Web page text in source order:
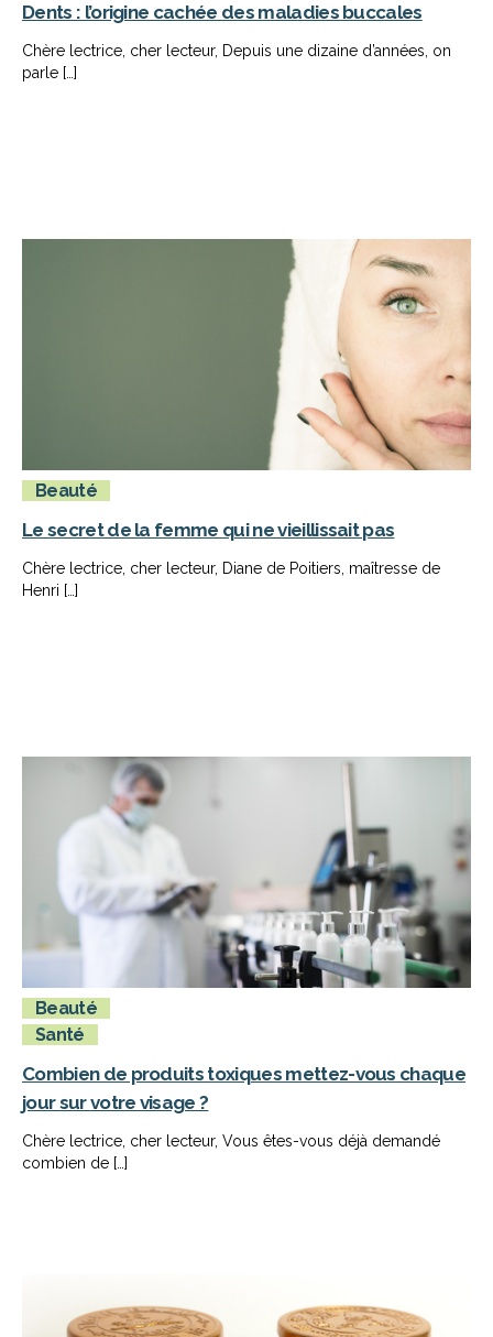
Dents : l’origine cachée des maladies buccales
Chère lectrice, cher lecteur, Depuis une dizaine d’années, on
parle […]
Beauté
Le secret de la femme qui ne vieillissait pas
Chère lectrice, cher lecteur, Diane de Poitiers, maîtresse de
Henri […]
Beauté
Santé
Combien de produits toxiques mettez-vous chaque
jour sur votre visage ?
Chère lectrice, cher lecteur, Vous êtes-vous déjà demandé
combien de […]